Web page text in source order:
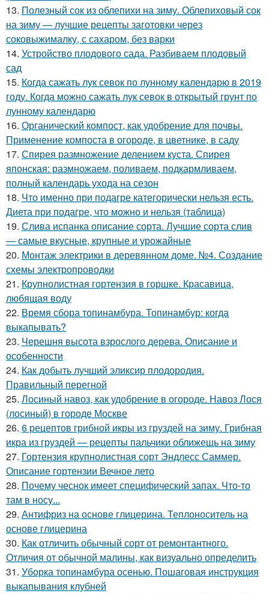
13. Полезный сок из облепихи на зиму. Облепиховый сок
на зиму — лучшие рецепты заготовки через
соковыжималку, с сахаром, без варки
14. Устройство плодового сада. Разбиваем плодовый
сад
15. Когда сажать лук севок по лунному календарю в 2019
году. Когда можно сажать лук севок в открытый грунт по
лунному календарю
16. Органический компост, как удобрение для почвы.
Применение компоста в огороде, в цветнике, в саду
17. Спирея размножение делением куста. Спирея
японская: размножаем, поливаем, подкармливаем,
полный календарь ухода на сезон
18. Что именно при подагре категорически нельзя есть.
Диета при подагре, что можно и нельзя (таблица)
19. Слива испанка описание сорта. Лучшие сорта слив
— самые вкусные, крупные и урожайные
20. Монтаж электрики в деревянном доме. №4. Создание
схемы электропроводки
21. Крупнолистная гортензия в горшке. Красавица,
любящая воду
22. Время сбора топинамбура. Топинамбур: когда
выкапывать?
23. Черешня высота взрослого дерева. Описание и
особенности
24. Как добыть лучший эликсир плодородия.
Правильный перегной
25. Лосиный навоз, как удобрение в огороде. Навоз Лося
(лосиный) в городе Москве
26. 6 рецептов грибной икры из груздей на зиму. Грибная
икра из груздей — рецепты пальчики оближешь на зиму
27. Гортензия крупнолистная сорт Эндлесс Саммер.
Описание гортензии Вечное лето
28. Почему чеснок имеет специфический запах. Что-то
там в носу...
29. Антифриз на основе глицерина. Теплоноситель на
основе глицерина
30. Как отличить обычный сорт от ремонтантного.
Отличия от обычной малины, как визуально определить
31. Уборка топинамбура осенью. Пошаговая инструкция
выкапывания клубней